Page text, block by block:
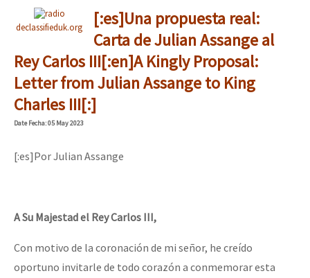
declassifieduk.org
[:es]Una propuesta real:
Carta de Julian Assange al
Rey Carlos III[:en]A Kingly Proposal:
Letter from Julian Assange to King
Charles III[:]
DateFecha: 05 May 2023
[:es]Por Julian Assange
A Su Majestad el Rey Carlos III,
Con motivo de la coronación de mi señor, he creído
oportuno invitarle de todo corazón a conmemorar esta